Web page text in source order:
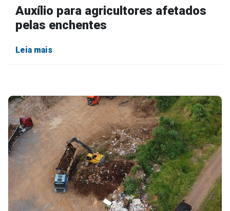
Auxílio para agricultores afetados
pelas enchentes
Leia mais